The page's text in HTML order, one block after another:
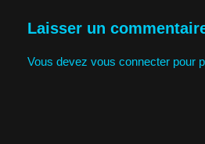
Laisser un
Vous devez vous connecter pour